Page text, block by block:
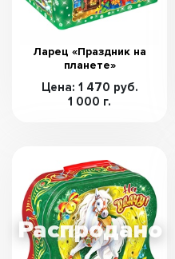
Ларец «Праздник на
планете»
Цена: 1 470 руб.
1 000 г.